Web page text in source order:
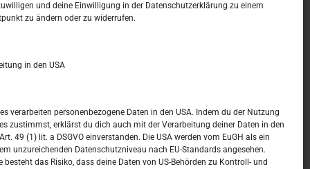
und deine Einwilligung in der Datenschutzerklärung zu einem
zu ändern oder zu widerrufen.
in den USA
verarbeiten personenbezogene Daten in den USA. Indem du der Nutzung
zustimmst, erklärst du dich auch mit der Verarbeitung deiner Daten in den
49 (1) lit. a DSGVO einverstanden. Die USA werden vom EuGH als ein
unzureichenden Datenschutzniveau nach EU-Standards angesehen.
besteht das Risiko, dass deine Daten von US-Behörden zu Kontroll- und
10 11 12 13 14 15 16
17 18 19 20 21 22